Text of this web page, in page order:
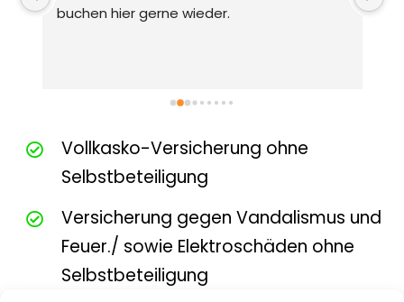
buchen hier gerne wieder.
Vollkasko-Versicherung ohne
Selbstbeteiligung
Versicherung gegen Vandalismus und
Feuer./ sowie Elektroschäden ohne
Selbstbeteiligung